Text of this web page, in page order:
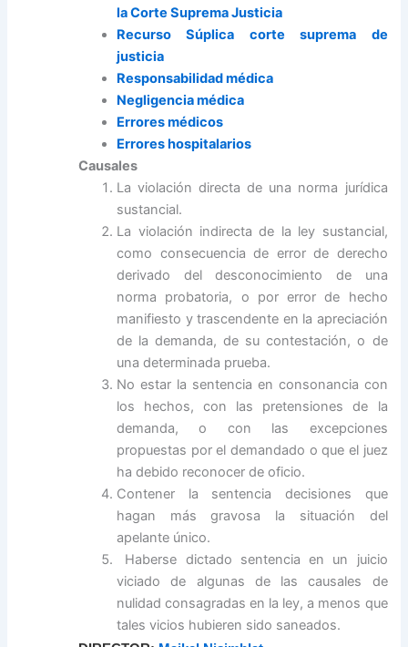
la Corte Suprema Justicia
Recurso Súplica corte suprema de
justicia
Responsabilidad médica
Negligencia médica
Errores médicos
Errores hospitalarios
Causales
La violación directa de una norma jurídica
sustancial.
La violación indirecta de la ley sustancial,
como consecuencia de error de derecho
derivado del desconocimiento de una
norma probatoria, o por error de hecho
manifiesto y trascendente en la apreciación
de la demanda, de su contestación, o de
una determinada prueba.
No estar la sentencia en consonancia con
los hechos, con las pretensiones de la
demanda, o con las excepciones
propuestas por el demandado o que el juez
ha debido reconocer de oficio.
Contener la sentencia decisiones que
hagan más gravosa la situación del
apelante único.
Haberse dictado sentencia en un juicio
viciado de algunas de las causales de
nulidad consagradas en la ley, a menos que
tales vicios hubieren sido saneados.